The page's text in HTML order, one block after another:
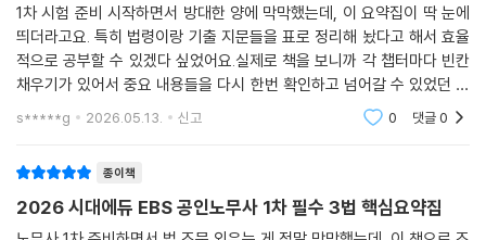
1차 시험 준비 시작하면서 방대한 양에 막막했는데, 이 요약집이 딱 눈에
띄더라고요. 특히 법령이랑 기출 지문들을 표로 정리해 놨다고 해서 효율
적으로 공부할 수 있겠다 싶었어요.실제로 책을 보니까 각 챕터마다 빈칸
채우기가 있어서 중요 내용들을 다시 한번 확인하고 넘어갈 수 있었던 점
이 좋았어요. 그냥 읽기만 하는 게 아니라 직접 채워보면서 기억에 더 잘 남
는 느낌이었거든
s*****g 2026.05.13. 신고 0 댓글0
종이책
2026 시대에듀 EBS 공인노무사 1차 필수 3법 핵심요약집